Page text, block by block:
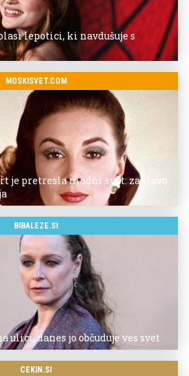
lepotici, ki navdušuje s
MOSKISVET.COM
je pretresla modni svet: za slavo
BIBALEZE.SI
ulici, danes jo občuduje ves svet
CEKIN.SI